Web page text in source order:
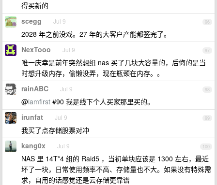
得买新的
96
scegg Jul 9
2028 年之前没戏。27 年的大客户产能都签完了。
97
NexTooo Jul 9
唯一庆幸是前年突然想组 nas 买了几块大容量的，后悔的是当
时想升级内存，偷懒没弄，现在瓶颈在内存。。
98
rainABC Jul 9
@iamfirst #90 我是线下个人买家那里买的。
99
irunfat Jul 9
我买了点存储股票对冲
100
kang0x Jul 9
NAS 里 14T*4 组的 Raid5 ，当初单块应该是 1300 左右，最近
坏了一块，日常使用频率不高、存储量也不大。如果没有特殊需
求，自用的话感觉还是云存储更靠谱